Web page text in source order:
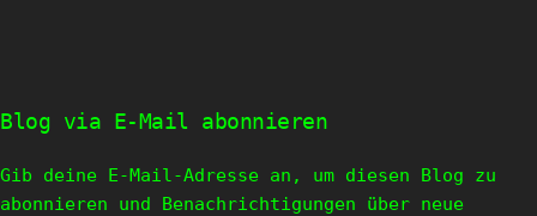
Blog via E-Mail abonnieren
Gib deine E-Mail-Adresse an, um diesen Blog zu
abonnieren und Benachrichtigungen über neue